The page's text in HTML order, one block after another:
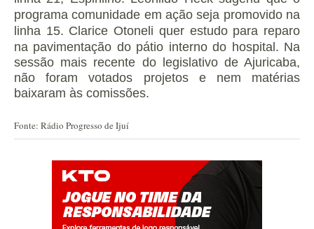
programa comunidade em ação seja promovido na
linha 15. Clarice Otoneli quer estudo para reparo
na pavimentação do pátio interno do hospital. Na
sessão mais recente do legislativo de Ajuricaba,
não foram votados projetos e nem matérias
baixaram às comissões.
Fonte: Rádio Progresso de Ijuí